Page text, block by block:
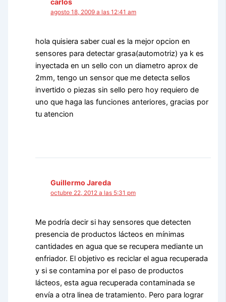
agosto 18, 2009 a las 12:41 am
hola quisiera saber cual es la mejor opcion en
sensores para detectar grasa(automotriz) ya k es
inyectada en un sello con un diametro aprox de
2mm, tengo un sensor que me detecta sellos
invertido o piezas sin sello pero hoy requiero de
uno que haga las funciones anteriores, gracias por
tu atencion
Guillermo Jareda
octubre 22, 2012 a las 5:31 pm
Me podría decir si hay sensores que detecten
presencia de productos lácteos en mínimas
cantidades en agua que se recupera mediante un
enfriador. El objetivo es reciclar el agua recuperada
y si se contamina por el paso de productos
lácteos, esta agua recuperada contaminada se
envía a otra linea de tratamiento. Pero para lograr